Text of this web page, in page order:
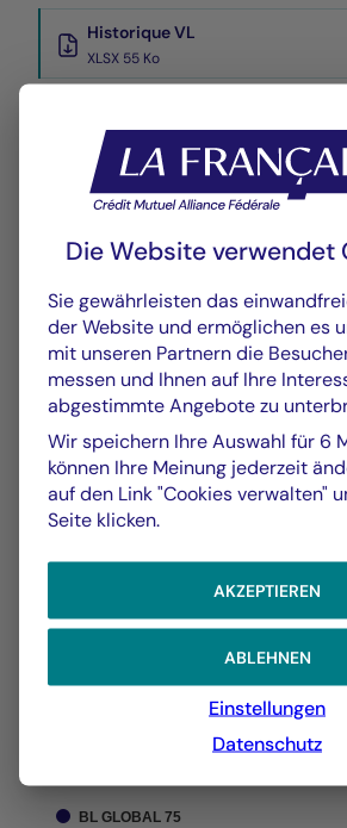
Historique VL
XLSX 55 Ko
GRAFIK TABELLE
Grafik
Wertentwicklung
Am 04.08.2026
Chart
Chart with 146 data points.
Les chiffres cités se réfèrent à
YTD ▾
Vom :
BL GLOBAL 75
Die Website verwendet
Sie gewährleisten das
der Website und ermöglichen es
mit unseren Partnern die
messen und Ihnen auf Ihre
abgestimmte Angebote zu
Wir speichern Ihre Auswahl für 6
können Ihre Meinung jederzeit
auf den Link "Cookies verwalten"
Seite klicken.
AKZEPTIEREN
ABLEHNEN
Einstellungen
Datenschutz